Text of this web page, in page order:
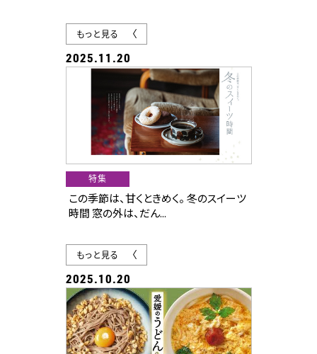
もっと見る
2025.11.20
特集
この季節は、甘くときめく。 冬のスイーツ
時間 窓の外は、だん...
もっと見る
2025.10.20